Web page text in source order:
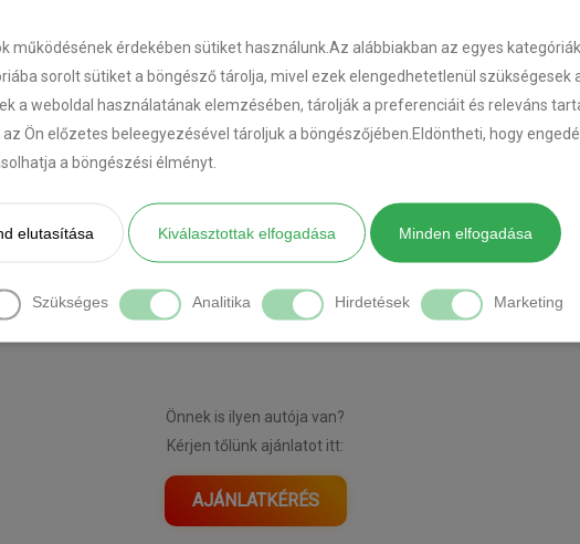
működésének érdekében sütiket használunk.Az alábbiakban az egyes
sorolt sütiket a böngésző tárolja, mivel ezek elengedhetetlenül szükségesek
a weboldal használatának elemzésében, tárolják a preferenciáit és releváns
Ön előzetes beleegyezésével tároljuk a böngészőjében.Eldöntheti, hogy
a böngészési élményt.
elutasítása Kiválasztottak elfogadása Minden elfogadása
Szükséges Analitika Hirdetések Marketing
[DIAVETÍTÉS INDÍTÁSA]
Önnek is ilyen autója van?
Kérjen tőlünk ajánlatot itt:
AJÁNLATKÉRÉS